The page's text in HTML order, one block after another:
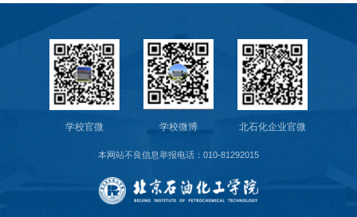
学校官微 学校微博 北石化企业官微
本网站不良信息举报电话：010-81292015